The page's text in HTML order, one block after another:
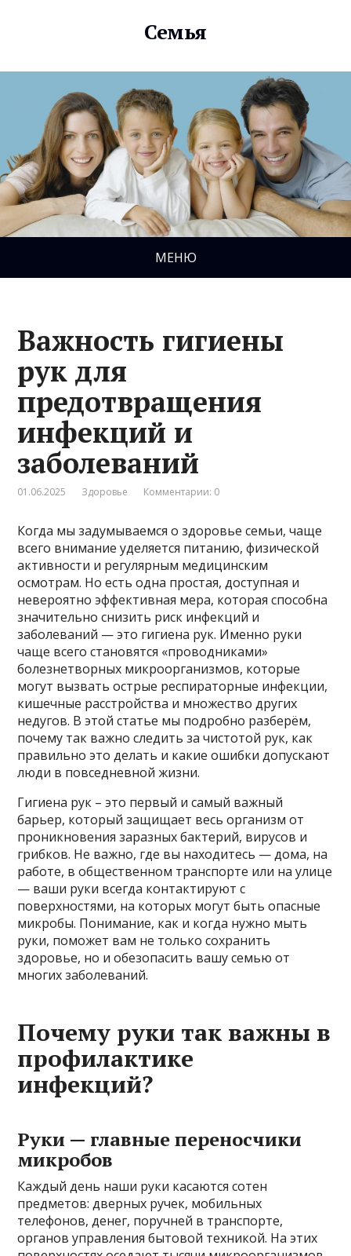
Семья
МЕНЮ
Важность гигиены
рук для
предотвращения
инфекций и
заболеваний
01.06.2025 Здоровье Комментарии: 0
Когда мы задумываемся о здоровье семьи, чаще
всего внимание уделяется питанию, физической
активности и регулярным медицинским
осмотрам. Но есть одна простая, доступная и
невероятно эффективная мера, которая способна
значительно снизить риск инфекций и
заболеваний — это гигиена рук. Именно руки
чаще всего становятся «проводниками»
болезнетворных микроорганизмов, которые
могут вызвать острые респираторные инфекции,
кишечные расстройства и множество других
недугов. В этой статье мы подробно разберём,
почему так важно следить за чистотой рук, как
правильно это делать и какие ошибки допускают
люди в повседневной жизни.
Гигиена рук – это первый и самый важный
барьер, который защищает весь организм от
проникновения заразных бактерий, вирусов и
грибков. Не важно, где вы находитесь — дома, на
работе, в общественном транспорте или на улице
— ваши руки всегда контактируют с
поверхностями, на которых могут быть опасные
микробы. Понимание, как и когда нужно мыть
руки, поможет вам не только сохранить
здоровье, но и обезопасить вашу семью от
многих заболеваний.
Почему руки так важны в
профилактике
инфекций?
Руки — главные переносчики
микробов
Каждый день наши руки касаются сотен
предметов: дверных ручек, мобильных
телефонов, денег, поручней в транспорте,
органов управления бытовой техникой. На этих